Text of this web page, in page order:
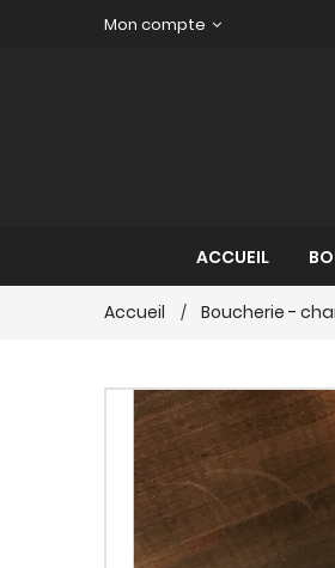
Mon compte
ACCUEIL
Accueil Boucherie -